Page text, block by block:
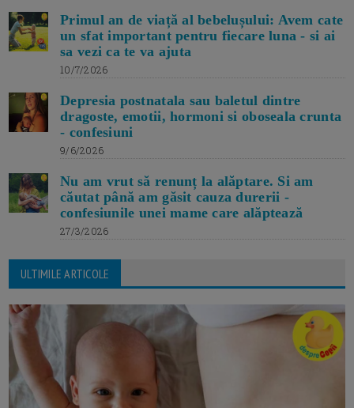
Primul an de viață al bebelușului: Avem cate
un sfat important pentru fiecare luna - si ai
sa vezi ca te va ajuta
10/7/2026
Depresia postnatala sau baletul dintre
dragoste, emotii, hormoni si oboseala crunta
- confesiuni
9/6/2026
Nu am vrut să renunț la alăptare. Si am
căutat până am găsit cauza durerii -
confesiunile unei mame care alăptează
27/3/2026
ULTIMILE ARTICOLE